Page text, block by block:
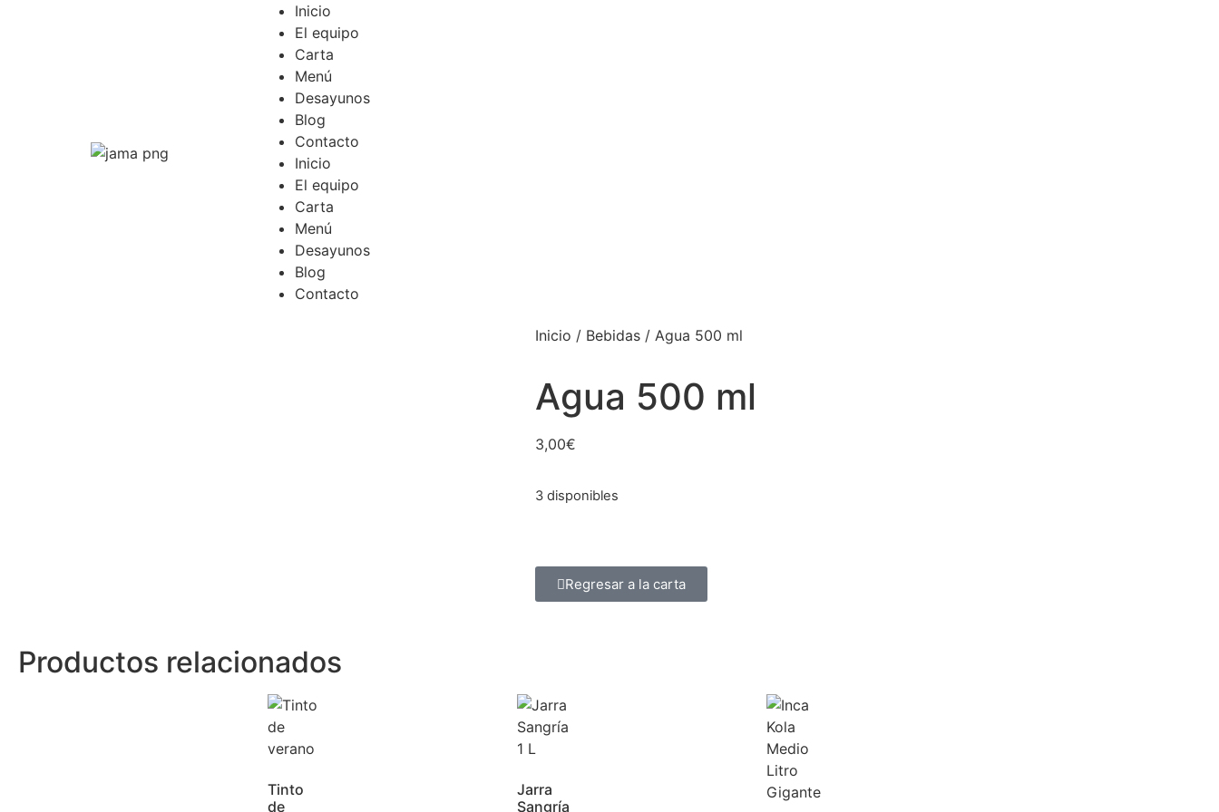
Inicio
El equipo
Carta
Menú
Desayunos
Blog
Contacto
Inicio
El equipo
Carta
Menú
Desayunos
Blog
Contacto
Inicio / Bebidas / Agua 500 ml
Agua 500 ml
3,00€
3 disponibles
Regresar a la carta
Productos relacionados
Tinto
de
Jarra
Sangría